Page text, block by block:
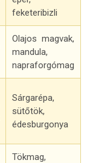
feketeribizli
Olajos magvak,
mandula,
napraforgómag
Sárgarépa,
sütőtök,
édesburgonya
Tökmag,